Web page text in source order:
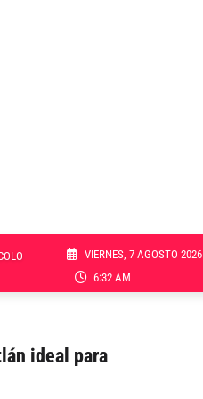
VIERNES, 7 AGOSTO 2026
6:32 AM
ideal para